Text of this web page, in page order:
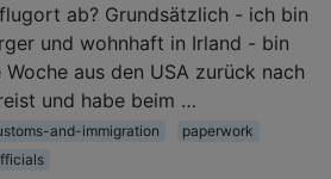
ab? Grundsätzlich - ich bin
und wohnhaft in Irland - bin
aus den USA zurück nach
und habe beim …
and-immigration
paperwork